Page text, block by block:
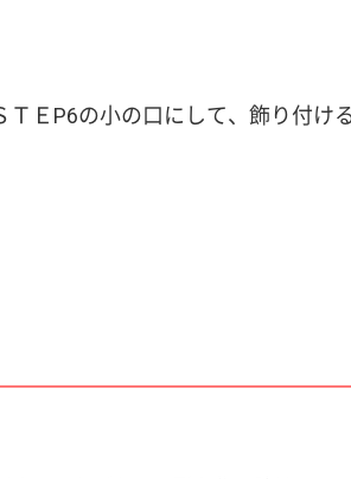
ＥP6の小の口にして、飾り付ける